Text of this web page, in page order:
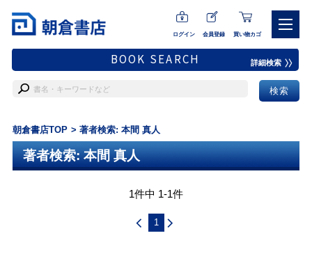
ログイン 会員登録 買い物カゴ
BOOK SEARCH 詳細検索
朝倉書店TOP 著者検索: 本間 真人
著者検索: 本間 真人
1件中 1-1件
1